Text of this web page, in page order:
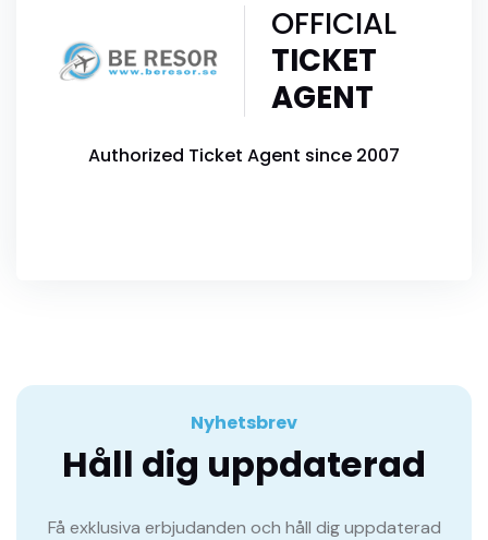
OFFICIAL
TICKET
AGENT
Authorized Ticket Agent since 2007
Nyhetsbrev
Håll dig uppdaterad
Få exklusiva erbjudanden och håll dig uppdaterad